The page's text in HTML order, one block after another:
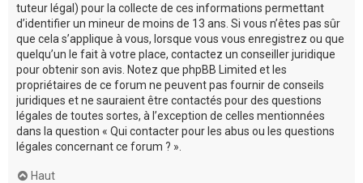
tuteur légal) pour la collecte de ces informations permettant
d’identifier un mineur de moins de 13 ans. Si vous n’êtes pas sûr
que cela s’applique à vous, lorsque vous vous enregistrez ou que
quelqu’un le fait à votre place, contactez un conseiller juridique
pour obtenir son avis. Notez que phpBB Limited et les
propriétaires de ce forum ne peuvent pas fournir de conseils
juridiques et ne sauraient être contactés pour des questions
légales de toutes sortes, à l’exception de celles mentionnées
dans la question « Qui contacter pour les abus ou les questions
légales concernant ce forum ? ».
Haut